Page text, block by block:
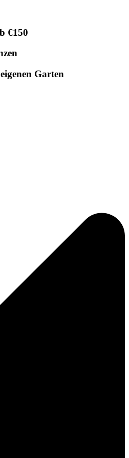
€150
Garten